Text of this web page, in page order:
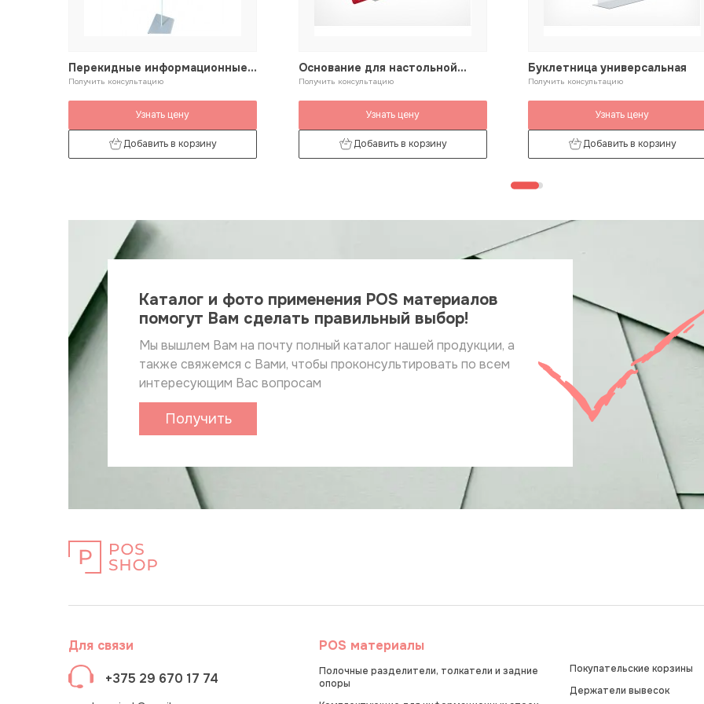
Перекидные информационные
системы напольные
Получить консультацию
Узнать цену
Добавить в корзину
Основание для настольной
перекидной системы А4
Получить консультацию
Узнать цену
Добавить в корзину
Буклетница универсальная
Получить консультацию
Узнать цену
Добавить в корзину
Каталог и фото применения POS материалов
помогут Вам сделать правильный выбор!
Мы вышлем Вам на почту полный каталог нашей продукции, а
также свяжемся с Вами, чтобы проконсультировать по всем
интересующим Вас вопросам
Получить
Для связи
+375 29 670 17 74
POS материалы
Полочные разделители, толкатели и задние
опоры
Покупательские корзины
Держатели вывесок